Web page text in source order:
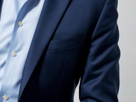
important în absorbția acestor
de trecere frecventă dintre
pat și fereastră. Un material cu
bune reduce transmiterea
vecine și către etajele
mai ales în clădirile mai
nu au fost proiectate inițial